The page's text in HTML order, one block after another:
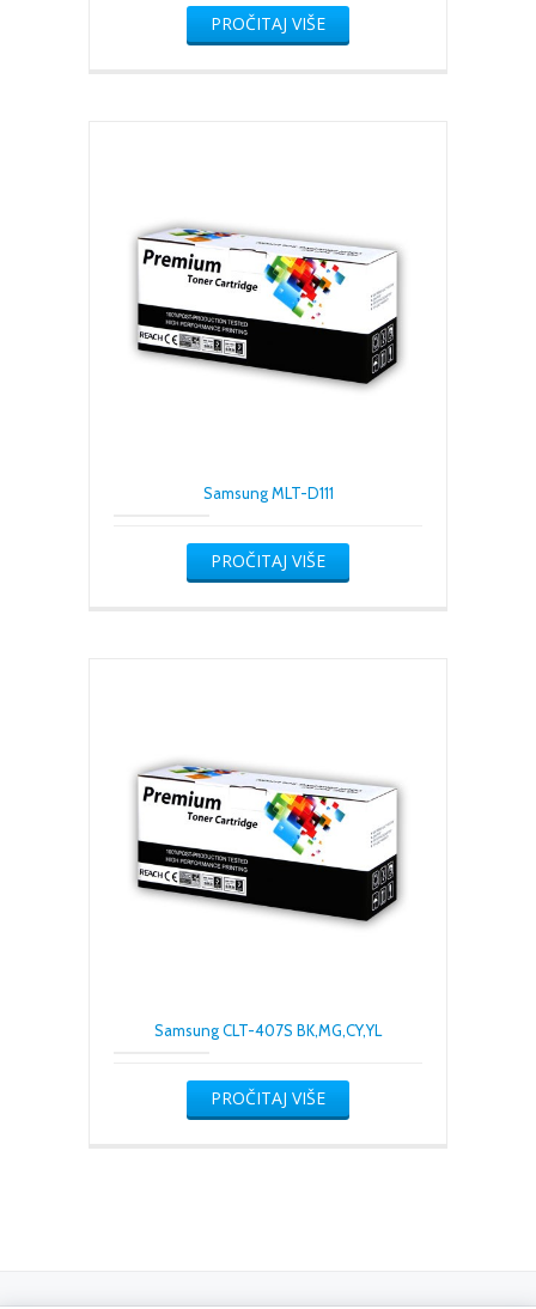
PROČITAJ VIŠE
Samsung MLT-D111
PROČITAJ VIŠE
Samsung CLT-407S BK,MG,CY,YL
PROČITAJ VIŠE